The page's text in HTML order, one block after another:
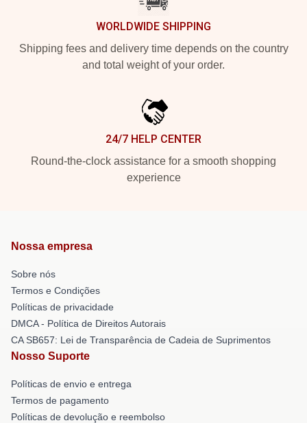
WORLDWIDE SHIPPING
Shipping fees and delivery time depends on the country
and total weight of your order.
24/7 HELP CENTER
Round-the-clock assistance for a smooth shopping
experience
Nossa empresa
Sobre nós
Termos e Condições
Políticas de privacidade
DMCA - Política de Direitos Autorais
CA SB657: Lei de Transparência de Cadeia de Suprimentos
Nosso Suporte
Políticas de envio e entrega
Termos de pagamento
Políticas de devolução e reembolso